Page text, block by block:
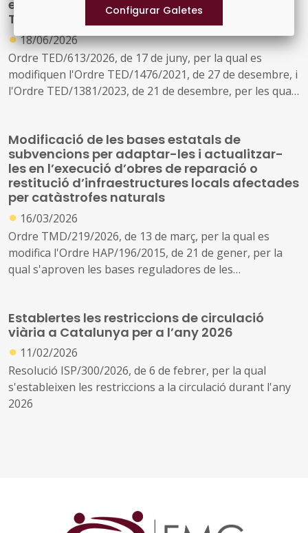
en el marc del Pla de Recuperació ,
Transformació i Resiliència
●18/06/2026
Ordre TED/613/2026, de 17 de juny, per la qual es
modifiquen l'Ordre TED/1476/2021, de 27 de desembre, i
l'Ordre TED/1381/2023, de 21 de desembre, per les quals
en municipis de zones afectades per la transició
energètica en el marc del Pla de Recuperació,
Transformació i Resiliència.
Modificació de les bases estatals de
subvencions per adaptar-les i actualitzar-
les en l’execució d’obres de reparació o
restitució d’infraestructures locals afectades
per catàstrofes naturals
● 16/03/2026
Ordre TMD/219/2026, de 13 de març, per la qual es
modifica l'Ordre HAP/196/2015, de 21 de gener, per la
qual s'aproven les bases reguladores de les
equipaments i instal·lacions i serveis de titularitat
municipal xarxes viàries de les diputacions provincials,
cabildos, consells insulars i comunitats autònomes
uniprovincials
Establertes les restriccions de circulació
viària a Catalunya per a l’any 2026
● 11/02/2026
Resolució ISP/300/2026, de 6 de febrer, per la qual
s'estableixen les restriccions a la circulació durant l'any
2026